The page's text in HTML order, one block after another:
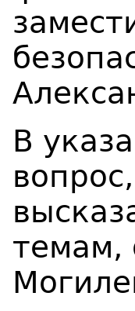
В
темам,